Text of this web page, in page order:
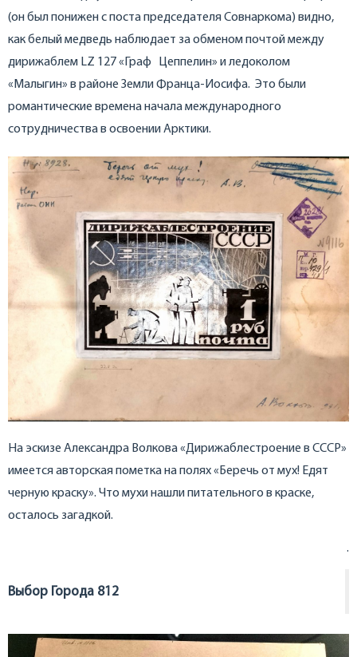
(он был понижен с поста председателя Совнаркома) видно,
как белый медведь наблюдает за обменом почтой между
дирижаблем LZ 127 «Граф Цеппелин» и ледоколом
«Малыгин» в районе Земли Франца-Иосифа. Это были
романтические времена начала международного
сотрудничества в освоении Арктики.
На эскизе Александра Волкова «Дирижаблестроение в СССР»
имеется авторская пометка на полях «Беречь от мух! Едят
черную краску». Что мухи нашли питательного в краске,
осталось загадкой.
.
Выбор Города 812